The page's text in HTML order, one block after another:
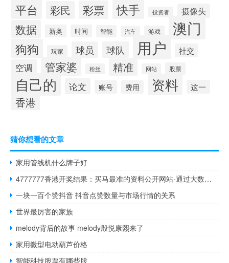
平台 彩民 彩票 快手 投资者 摄像头
数据 新奥 时间 智能 汽车 游戏 澳门
狗狗 玩家 球员 球队 用户 社交
空调 管家婆 粉丝 精准 网站 股票
自己的 论文 账号 费用 资料 这一
香港
猜你想看的文章
家用管线机什么牌子好
4777777香港开奖结果：买马最准的资料公开网站-通过大数据解释落实-3207.CC.157
一块一百个赞抖音 抖音点赞数量与市场行情的关系
世界最厉害的家族
melody背后的故事 melody殷悦康熙来了
家用微型电动葫芦价格
智能科技股票有哪些股